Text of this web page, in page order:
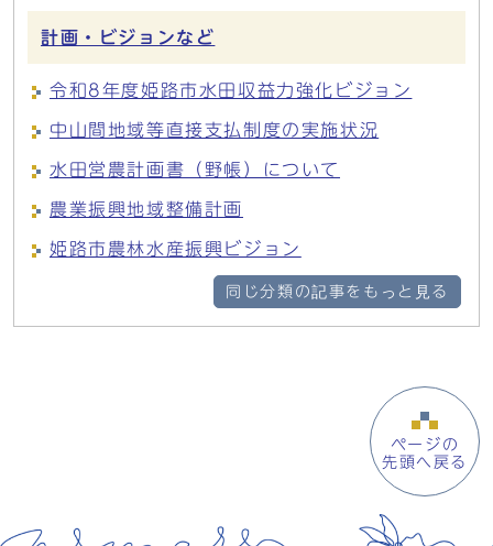
計画・ビジョンなど
令和8年度姫路市水田収益力強化ビジョン
中山間地域等直接支払制度の実施状況
水田営農計画書（野帳）について
農業振興地域整備計画
姫路市農林水産振興ビジョン
同じ分類の記事をもっと見る
ページの
先頭へ戻る